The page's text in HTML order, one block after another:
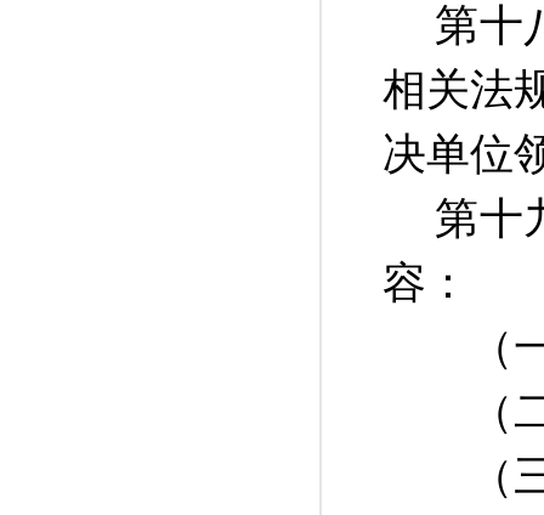
第十
相关法
决单位
第十
容：
（一
（二
（三